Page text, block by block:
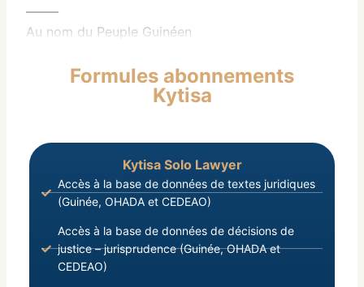
——–
Au nom du Peuple Guinéen
Formules abonnements
Kytisa
Kytisa Solo Lawyer
Accès à la base de données de textes juridiques
(Guinée, OHADA et CEDEAO)
Accès à la base de données de décisions de
justice – jurisprudence (Guinée, OHADA et
CEDEAO)